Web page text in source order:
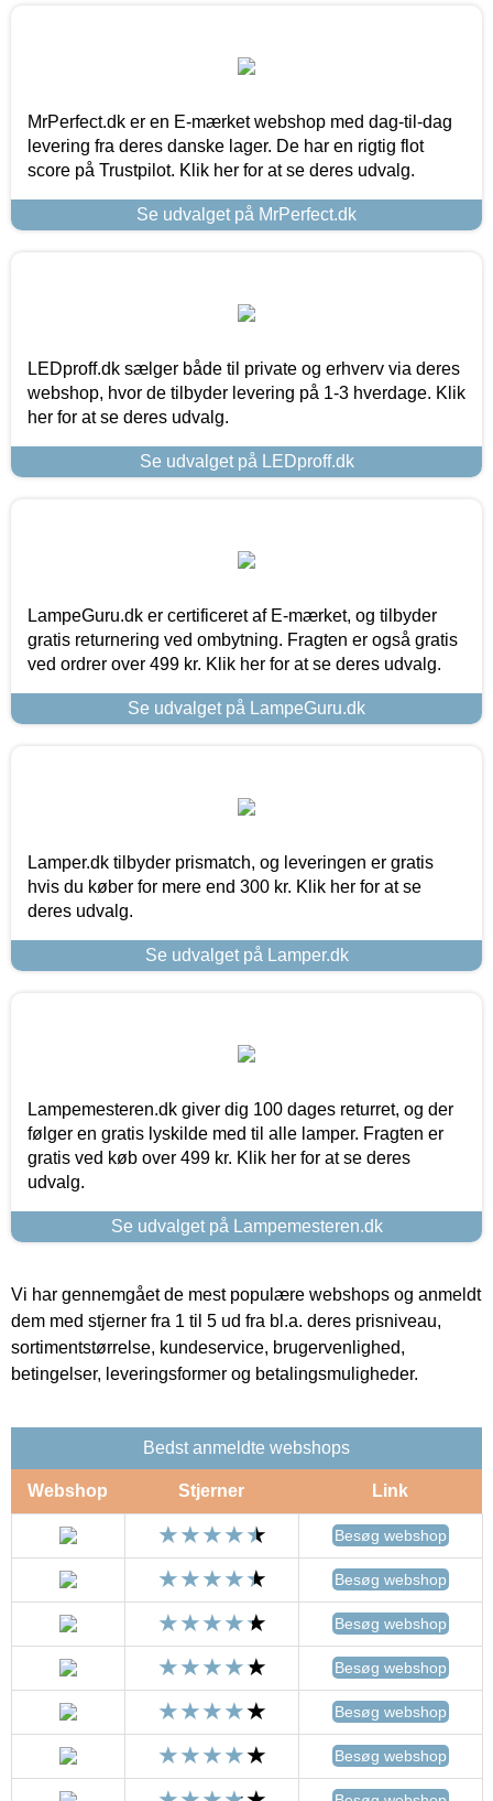
MrPerfect.dk er en E-mærket webshop med dag-til-dag
levering fra deres danske lager. De har en rigtig flot
score på Trustpilot. Klik her for at se deres udvalg.
Se udvalget på MrPerfect.dk
LEDproff.dk sælger både til private og erhverv via deres
webshop, hvor de tilbyder levering på 1-3 hverdage. Klik
her for at se deres udvalg.
Se udvalget på LEDproff.dk
LampeGuru.dk er certificeret af E-mærket, og tilbyder
gratis returnering ved ombytning. Fragten er også gratis
ved ordrer over 499 kr. Klik her for at se deres udvalg.
Se udvalget på LampeGuru.dk
Lamper.dk tilbyder prismatch, og leveringen er gratis
hvis du køber for mere end 300 kr. Klik her for at se
deres udvalg.
Se udvalget på Lamper.dk
Lampemesteren.dk giver dig 100 dages returret, og der
følger en gratis lyskilde med til alle lamper. Fragten er
gratis ved køb over 499 kr. Klik her for at se deres
udvalg.
Se udvalget på Lampemesteren.dk
Vi har gennemgået de mest populære webshops og anmeldt
dem med stjerner fra 1 til 5 ud fra bl.a. deres prisniveau,
sortimentstørrelse, kundeservice, brugervenlighed,
betingelser, leveringsformer og betalingsmuligheder.
Bedst anmeldte webshops
Webshop Stjerner Link
Besøg webshop
Besøg webshop
Besøg webshop
Besøg webshop
Besøg webshop
Besøg webshop